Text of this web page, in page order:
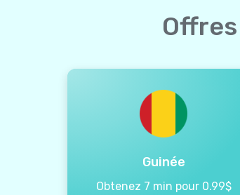
Guinée
Obtenez 7 min pour 0.99$